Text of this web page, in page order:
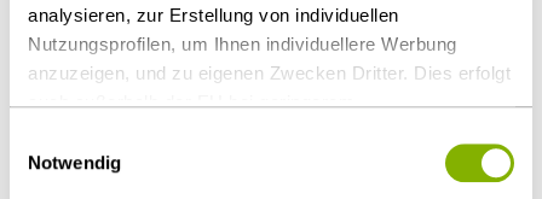
analysieren, zur Erstellung von individuellen
Nutzungsprofilen, um Ihnen individuellere Werbung
anzuzeigen, und zu eigenen Zwecken Dritter. Dies erfolgt
auch außerhalb der EU bei geringerem
Regelungen das Risiko des staatlichen Zugriffs &
Notwendig
nachgewiesen werden.
Download Volltext